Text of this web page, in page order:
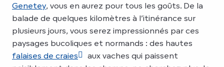
Genetey, vous en aurez pour tous les goûts. De la
balade de quelques kilomètres à l’itinérance sur
plusieurs jours, vous serez impressionnés par ces
paysages bucoliques et normands : des hautes
falaises de craies
aux vaches qui paissent